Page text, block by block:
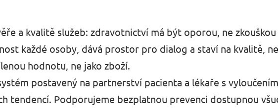
a kvalitě služeb: zdravotnictví má být oporou, ne
každé osoby, dává prostor pro dialog a staví na kvalitě,
hodnotu, ne jako zboží.
postavený na partnerství pacienta a lékaře s
tendencí. Podporujeme bezplatnou prevenci dostupnou